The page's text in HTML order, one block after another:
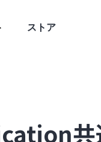
ストア
共